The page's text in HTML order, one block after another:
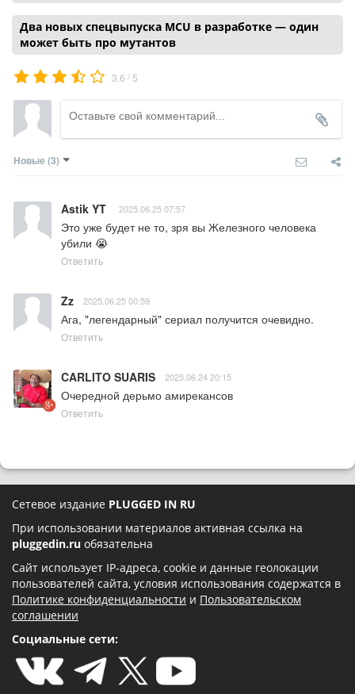
Два новых спецвыпуска MCU в разработке — один
может быть про мутантов
3.6 / 5
Новые (3)
Astik YT 2025.06.25 07:57
Это уже будет не то, зря вы Железного человека
убили 😭
Ответить
Zz 2025.06.25 00:59
Ага, "легендарный" сериал получится очевидно.
Ответить
CARLITO SUARIS 2025.06.24 20:15
Очередной дерьмо амирекансов
Ответить
Сетевое издание PLUGGED IN RU
При использовании материалов активная ссылка на
pluggedin.ru обязательна
Сайт использует IP-адреса, cookie и данные геолокации
пользователей сайта, условия использования содержатся в
Политике конфиденциальности и Пользовательском
соглашении
Социальные сети: